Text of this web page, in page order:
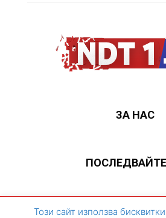
ЗА НАС
ЗА НАС Контакти
Този сайт използва